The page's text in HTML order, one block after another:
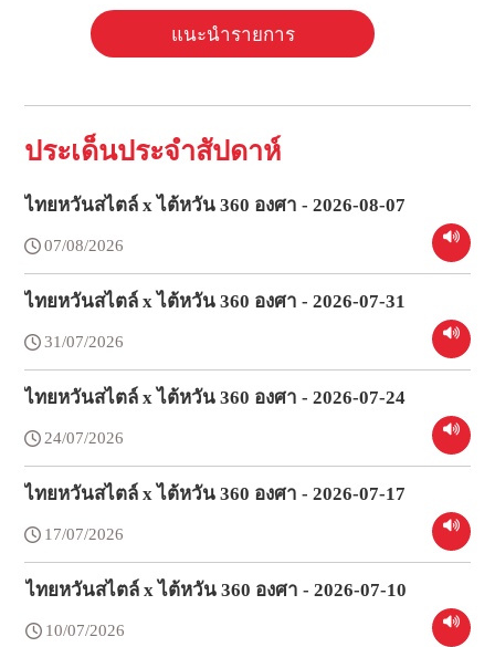
แนะนำรายการ
ประเด็นประจำสัปดาห์
ไทยหวันสไตล์ x ไต้หวัน 360 องศา - 2026-08-07
07/08/2026
ไทยหวันสไตล์ x ไต้หวัน 360 องศา - 2026-07-31
31/07/2026
ไทยหวันสไตล์ x ไต้หวัน 360 องศา - 2026-07-24
24/07/2026
ไทยหวันสไตล์ x ไต้หวัน 360 องศา - 2026-07-17
17/07/2026
ไทยหวันสไตล์ x ไต้หวัน 360 องศา - 2026-07-10
10/07/2026